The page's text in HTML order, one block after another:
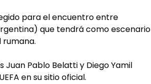
para el encuentro entre
que tendrá como escenario
rumana.
Pablo Belatti y Diego Yamil
en su sitio oficial.